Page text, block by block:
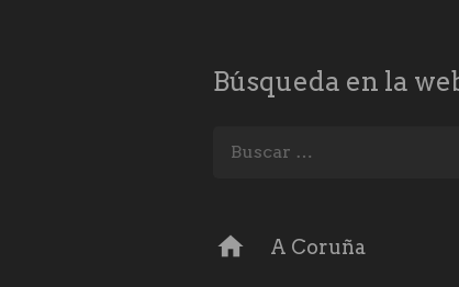
Búsqueda en la
home A Coruña